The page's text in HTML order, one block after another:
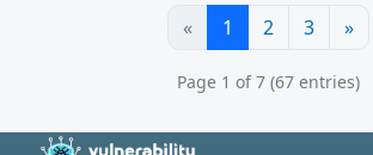
« 1 2 3 »
Page 1 of 7 (67 entries)